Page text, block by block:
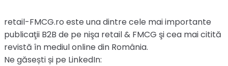
retail-FMCG.ro este una dintre cele mai importante
publicaţii B2B de pe nişa retail & FMCG şi cea mai citită
revistă în mediul online din România.
Ne găsești și pe LinkedIn: